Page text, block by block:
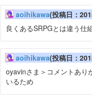
aoihikawa(投稿日：
良くあるSRPGとは違う仕
aoihikawa(投稿日：
oyavinさま＞コメントあ
いるため